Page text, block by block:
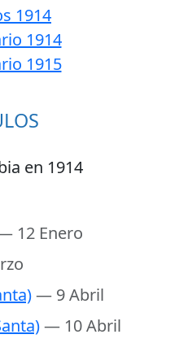
1914
1914
1915
en 1914
12 Enero
— 9 Abril
— 10 Abril